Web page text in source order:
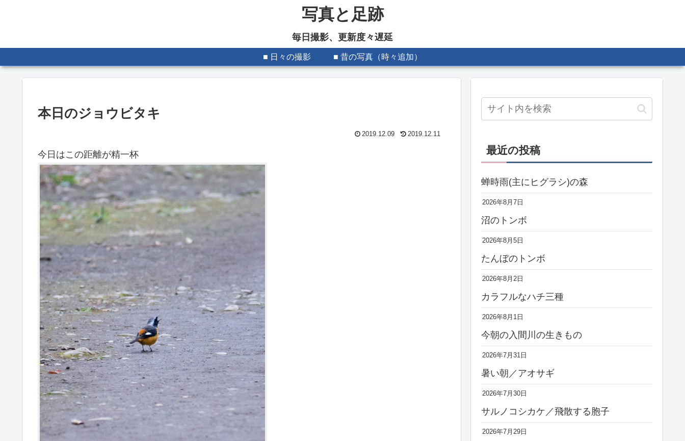
写真と足跡
毎日撮影、更新度々遅延
■ 日々の撮影 ■ 昔の写真（時々追加）
本日のジョウビタキ
2019.12.09 2019.12.11
今日はこの距離が精一杯 最近の投稿
蝉時雨(主にヒグラシ)の森
2026年8月7日
沼のトンボ
2026年8月5日
たんぼのトンボ
2026年8月2日
カラフルなハチ三種
2026年8月1日
今朝の入間川の生きもの
2026年7月31日
暑い朝／アオサギ
2026年7月30日
サルノコシカケ／飛散する胞子
2026年7月29日